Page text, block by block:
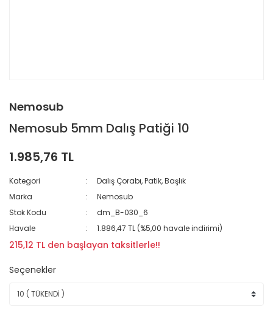
Nemosub
Nemosub 5mm Dalış Patiği 10
1.985,76 TL
Kategori
Dalış Çorabı, Patik, Başlık
Marka
Nemosub
Stok Kodu
dm_B-030_6
Havale
1.886,47 TL (%5,00 havale indirimi)
215,12 TL den başlayan taksitlerle!!
Seçenekler